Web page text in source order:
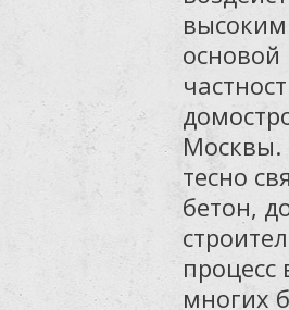
основой
тесно
бетон,
процесс
многих